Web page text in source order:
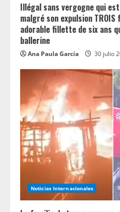
Illégal sans vergogne qui
malgré son expulsion
adorable fillette de six ans
ballerine
Ana Paula García 30 julio
Noticias Internacionales